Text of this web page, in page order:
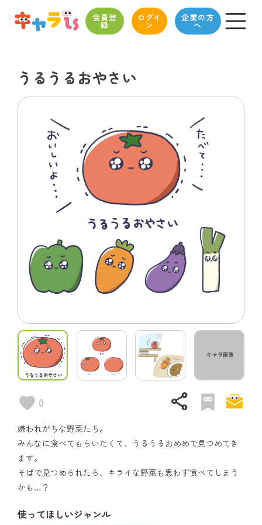
会員登
録
ログイ
ン
企業の方
へ
うるうるおやさい
0 share
嫌われがちな野菜たち。
みんなに食べてもらいたくて、うるうるおめめで見つめてき
ます。
そばで見つめられたら、キライな野菜も思わず食べてしまう
かも…？
使ってほしいジャンル